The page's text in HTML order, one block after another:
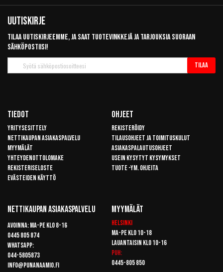
Uutiskirje
Tilaa uutiskirjeemme, ja saat tuotevinkkejä ja tarjouksia suoraan
sähköpostiisi!
uutiskirje
Tilaa
Tiedot
Yritysesittely
Nettikaupan asiakaspalvelu
Myymälät
Yhteydenottolomake
Rekisteriseloste
Evästeiden käyttö
Ohjeet
Rekisteröidy
Tilausohjeet ja toimituskulut
Asiakaspalautusohjeet
Usein kysytyt kysymykset
Tuote -ym. ohjeita
Nettikaupan Asiakaspalvelu
Avoinna: Ma-pe klo 8-16
0445 805 874
Whatsapp:
044-5805873
info@punanaamio.fi
Myymälät
Helsinki
Ma-pe klo 10-18
Lauantaisin klo 10-16
Puh:
0445-805 850